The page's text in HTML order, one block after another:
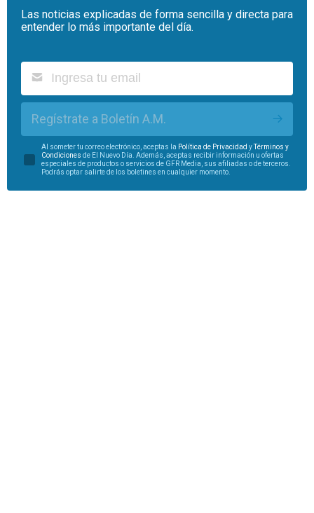
Las noticias explicadas de forma sencilla y directa para
entender lo más importante del día.
Regístrate a Boletín A.M.
Al someter tu correo electrónico, aceptas la Política de Privacidad yTérminos y
Condiciones de El Nuevo Día. Además, aceptas recibir información u ofertas
especiales de productos o servicios de GFR Media, sus afiliadas o de terceros.
Podrás optar salirte de los boletines en cualquier momento.